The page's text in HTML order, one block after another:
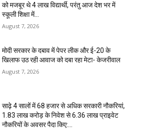
को मजबूर थे 4 लाख विद्यार्थी, परंतु आज देश भर में
स्कूली शिक्षा में...
August 7, 2026
मोदी सरकार के दबाव में पेपर लीक और ई-20 के
खिलाफ उठ रही आवाज को दबा रहा मेटा- केजरीवाल
August 7, 2026
साढ़े 4 सालों में 68 हजार से अधिक सरकारी नौकरियां,
1.83 लाख करोड़ के निवेश से 6.36 लाख प्राइवेट
नौकरियों के अवसर पैदा किए:...